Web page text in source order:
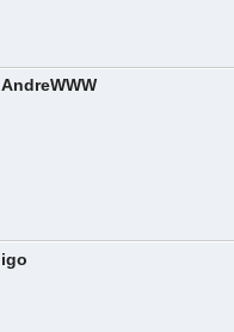
AndreWWW
igo